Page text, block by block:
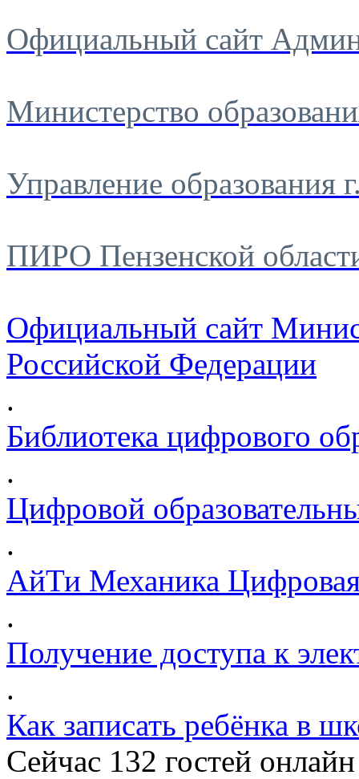
Официальный сайт
Министерство
Управление образования
ПИРО Пензенской
Официальный сайт
Российской Федерации
.
Библиотека цифрового
.
Цифровой
.
АйТи Механика
.
Получение доступа к
.
Как записать ребёнка в
Сейчас 132 гостей онлайн